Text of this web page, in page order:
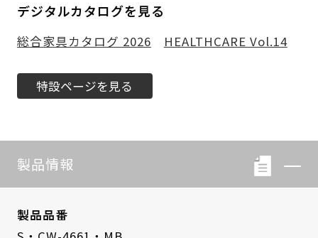
デジタルカタログを見る
総合家具カタログ 2026 HEALTHCARE Vol.14
特設ページを見る
製品情報
製品品番